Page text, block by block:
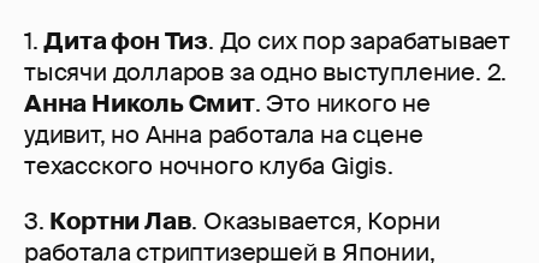
1.Дита фон Тиз. До сих пор зарабатывает
тысячи долларов за одно выступление. 2.
Анна Николь Смит. Это никого не
удивит, но Анна работала на сцене
техасского ночного клуба Gigis.
3. Кортни Лав. Оказывается, Корни
работала стриптизершей в Японии,